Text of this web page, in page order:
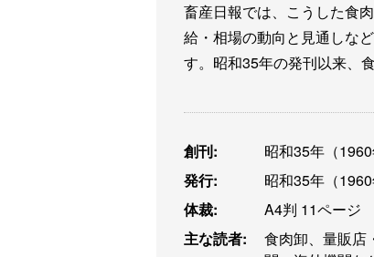
畜産日報では、こうした食
給・相場の動向と見通しな
す。昭和35年の発刊以来、
創刊:
昭和35年（
発行:
昭和35年（
体裁:
A4判 11ページ
主な読者:
食肉卸、量販店